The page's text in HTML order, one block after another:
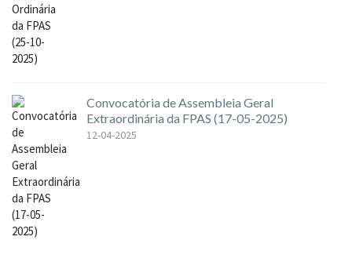
Convocatória de Assembleia Geral
Extraordinária da FPAS (17-05-2025)
12-04-2025